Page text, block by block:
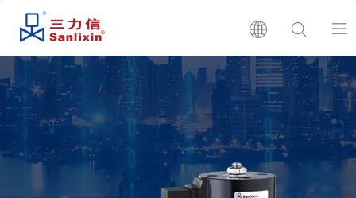
首页
关于我们
产品展示